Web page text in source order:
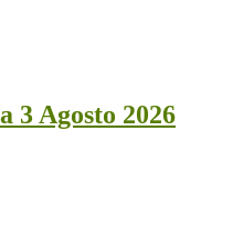
3 Agosto 2026